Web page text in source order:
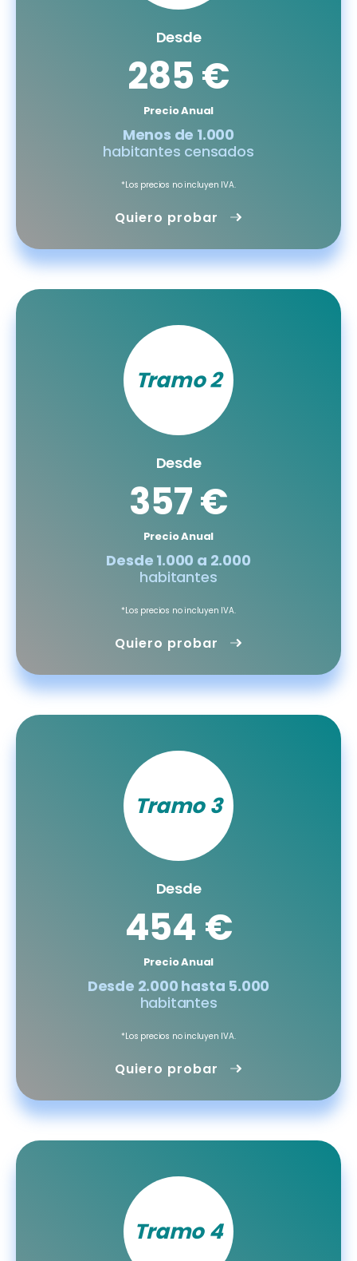
Desde
285 €
Precio Anual
Menos de 1.000
habitantes censados
*Los precios no incluyen IVA.
Quiero probar
Tramo 2
Desde
357 €
Precio Anual
Desde 1.000 a 2.000
habitantes
*Los precios no incluyen IVA.
Quiero probar
Tramo 3
Desde
454 €
Precio Anual
Desde 2.000 hasta 5.000
habitantes
*Los precios no incluyen IVA.
Quiero probar
Tramo 4